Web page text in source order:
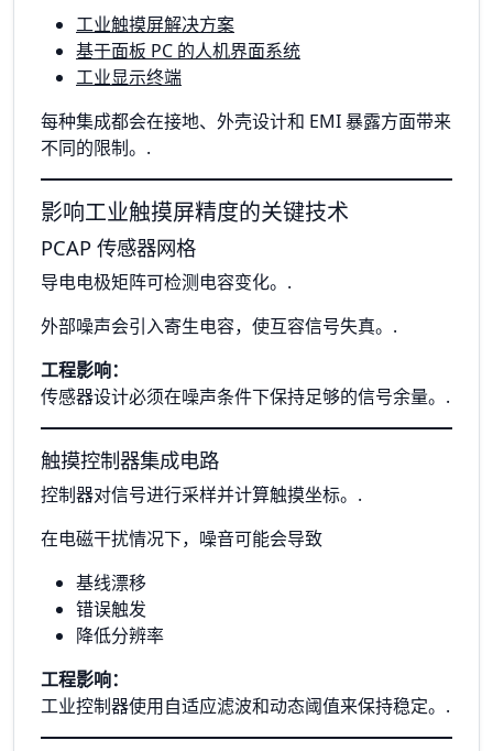
工业触摸屏解决方案
基于面板 PC 的人机界面系统
工业显示终端
每种集成都会在接地、外壳设计和 EMI 暴露方面带来
不同的限制。.
影响工业触摸屏精度的关键技术
PCAP 传感器网格
导电电极矩阵可检测电容变化。.
外部噪声会引入寄生电容，使互容信号失真。.
工程影响：
传感器设计必须在噪声条件下保持足够的信号余量。.
触摸控制器集成电路
控制器对信号进行采样并计算触摸坐标。.
在电磁干扰情况下，噪音可能会导致
基线漂移
错误触发
降低分辨率
工程影响：
工业控制器使用自适应滤波和动态阈值来保持稳定。.